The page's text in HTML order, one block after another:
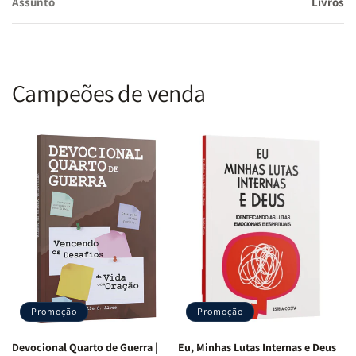
Campeões de venda
Promoção
Devocional Quarto de Guerra |
Promoção
Eu, Minhas Lutas Internas e Deus